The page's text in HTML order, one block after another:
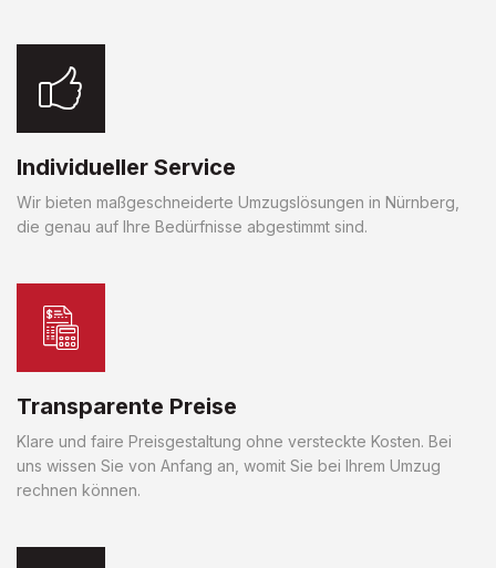
Individueller Service
Wir bieten maßgeschneiderte Umzugslösungen in Nürnberg,
die genau auf Ihre Bedürfnisse abgestimmt sind.
Transparente Preise
Klare und faire Preisgestaltung ohne versteckte Kosten. Bei
uns wissen Sie von Anfang an, womit Sie bei Ihrem Umzug
rechnen können.